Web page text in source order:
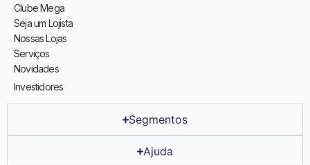
Clube Mega
Seja um Lojista
Nossas Lojas
Serviços
Novidades
Investidores
Segmentos
Ajuda